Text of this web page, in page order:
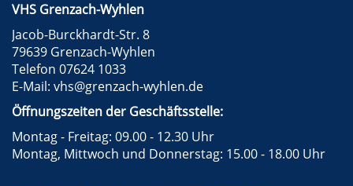
VHS Grenzach-Wyhlen
Jacob-Burckhardt-Str. 8
79639 Grenzach-Wyhlen
Telefon 07624 1033
E-Mail: vhs@grenzach-wyhlen.de
Öffnungszeiten der Geschäftsstelle:
Montag - Freitag: 09.00 - 12.30 Uhr
Montag, Mittwoch und Donnerstag: 15.00 - 18.00 Uhr